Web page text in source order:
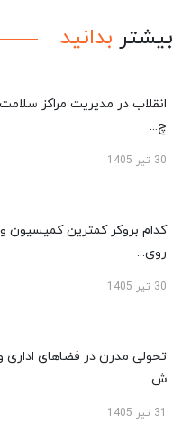
بیشتر بدانید
انقلاب در مدیریت مراکز سلامت و
چ...
30 تیر 1405
کدام بروکر کمترین کمیسیون و
روی...
30 تیر 1405
تحولی مدرن در فضاهای اداری و
ش...